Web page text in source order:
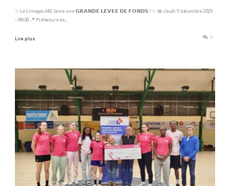
✨ Le Limoges ABC lance une 𝗚𝗥𝗔𝗡𝗗𝗘 𝗟𝗘𝗩𝗘𝗘 𝗗𝗘 𝗙𝗢𝗡𝗗𝗦 ! ✨ 📅 Jeudi 11 décembre 2025
– 18h30 📍 Préfecture de...
Lire plus 0